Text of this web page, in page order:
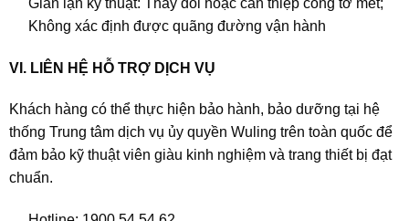
Không xác định được quãng đường vận hành
VI. LIÊN HỆ HỖ TRỢ DỊCH VỤ
Khách hàng có thể thực hiện bảo hành, bảo dưỡng tại hệ
thống Trung tâm dịch vụ ủy quyền Wuling trên toàn quốc để
đảm bảo kỹ thuật viên giàu kinh nghiệm và trang thiết bị đạt
chuẩn.